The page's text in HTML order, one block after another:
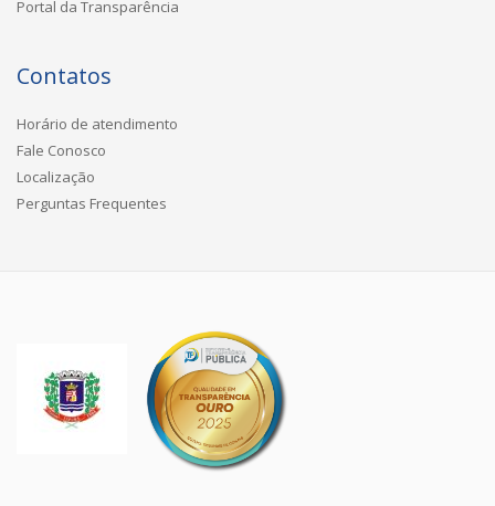
Portal da Transparência
Contatos
Horário de atendimento
Fale Conosco
Localização
Perguntas Frequentes